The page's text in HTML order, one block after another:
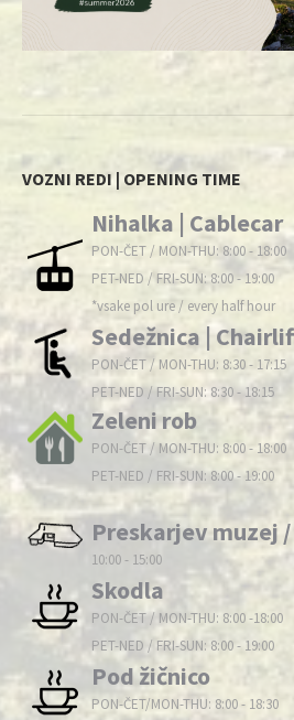
VOZNI REDI | OPENING TIME
Nihalka | Cablecar
PON-ČET / MON-THU: 8:00 - 18:00
PET-NED / FRI-SUN: 8:00 - 19:00
*vsake pol ure / every half hour
Sedežnica |
PON-ČET / MON-THU: 8:30 - 17:15
PET-NED / FRI-SUN: 8:30 - 18:15
Zeleni rob
PON-ČET / MON-THU: 8:00 - 18:00
PET-NED / FRI-SUN: 8:00 - 19:00
Preskarjev muzej
10:00 - 15:00
Skodla
PON-ČET / MON-THU: 8:00 -18:00
PET-NED / FRI-SUN: 8:00 - 19:00
Pod žičnico
PON-ČET/MON-THU: 8:00 - 18:30